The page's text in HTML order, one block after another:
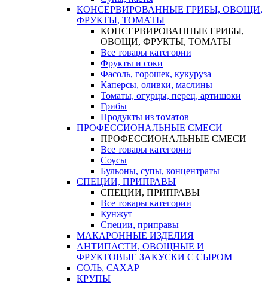
КОНСЕРВИРОВАННЫЕ ГРИБЫ, ОВОЩИ,
ФРУКТЫ, ТОМАТЫ
КОНСЕРВИРОВАННЫЕ ГРИБЫ,
ОВОЩИ, ФРУКТЫ, ТОМАТЫ
Все товары категории
Фрукты и соки
Фасоль, горошек, кукуруза
Каперсы, оливки, маслины
Томаты, огурцы, перец, артишоки
Грибы
Продукты из томатов
ПРОФЕССИОНАЛЬНЫЕ СМЕСИ
ПРОФЕССИОНАЛЬНЫЕ СМЕСИ
Все товары категории
Соусы
Бульоны, супы, концентраты
СПЕЦИИ, ПРИПРАВЫ
СПЕЦИИ, ПРИПРАВЫ
Все товары категории
Кунжут
Специи, приправы
МАКАРОННЫЕ ИЗДЕЛИЯ
АНТИПАСТИ, ОВОЩНЫЕ И
ФРУКТОВЫЕ ЗАКУСКИ С СЫРОМ
СОЛЬ, САХАР
КРУПЫ